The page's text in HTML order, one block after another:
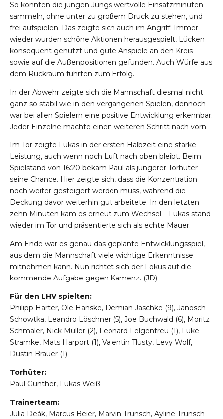
So konnten die jungen Jungs wertvolle Einsatzminuten
sammeln, ohne unter zu großem Druck zu stehen, und
frei aufspielen. Das zeigte sich auch im Angriff: Immer
wieder wurden schöne Aktionen herausgespielt, Lücken
konsequent genutzt und gute Anspiele an den Kreis
sowie auf die Außenpositionen gefunden. Auch Würfe aus
dem Rückraum führten zum Erfolg.
In der Abwehr zeigte sich die Mannschaft diesmal nicht
ganz so stabil wie in den vergangenen Spielen, dennoch
war bei allen Spielern eine positive Entwicklung erkennbar.
Jeder Einzelne machte einen weiteren Schritt nach vorn.
Im Tor zeigte Lukas in der ersten Halbzeit eine starke
Leistung, auch wenn noch Luft nach oben bleibt. Beim
Spielstand von 16:20 bekam Paul als jüngerer Torhüter
seine Chance. Hier zeigte sich, dass die Konzentration
noch weiter gesteigert werden muss, während die
Deckung davor weiterhin gut arbeitete. In den letzten
zehn Minuten kam es erneut zum Wechsel – Lukas stand
wieder im Tor und präsentierte sich als echte Mauer.
Am Ende war es genau das geplante Entwicklungsspiel,
aus dem die Mannschaft viele wichtige Erkenntnisse
mitnehmen kann. Nun richtet sich der Fokus auf die
kommende Aufgabe gegen Kamenz. (JD)
Für den LHV spielten:
Philipp Harter, Ole Hanske, Demian Jäschke (9), Janosch
Schowtka, Leandro Löschner (5), Joe Buchwald (6), Moritz
Schmaler, Nick Müller (2), Leonard Felgentreu (1), Luke
Stramke, Mats Harport (1), Valentin Tlusty, Levy Wolf,
Dustin Bräuer (1)
Torhüter:
Paul Günther, Lukas Weiß
Trainerteam:
Julia Deák, Marcus Beier, Marvin Trunsch, Ayline Trunsch